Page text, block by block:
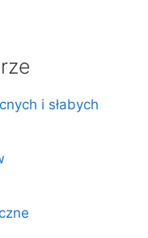
i słabych